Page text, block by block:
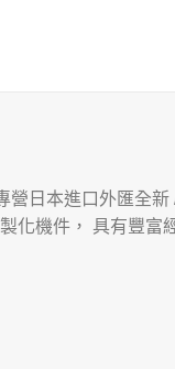
營日本進口外匯全新
化機件， 具有豐富